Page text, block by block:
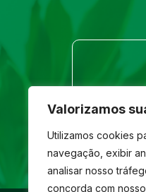
Valorizamos
Utilizamos cookies
navegação, exibir
analisar nosso
concorda com